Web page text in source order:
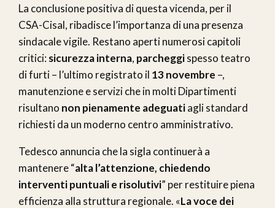
La conclusione positiva di questa vicenda, per il
CSA-Cisal, ribadisce l’importanza di una presenza
sindacale vigile. Restano aperti numerosi capitoli
critici: sicurezza interna, parcheggispesso teatro
di furti – l’ultimo registrato il 13 novembre –,
manutenzione e servizi che in molti Dipartimenti
risultano non pienamente adeguatiagli standard
richiesti da un moderno centro amministrativo.
Tedesco annuncia che la sigla continuerà a
mantenere “alta l’attenzione, chiedendo
interventi puntuali e risolutivi” per restituire piena
efficienza alla struttura regionale. «La voce dei